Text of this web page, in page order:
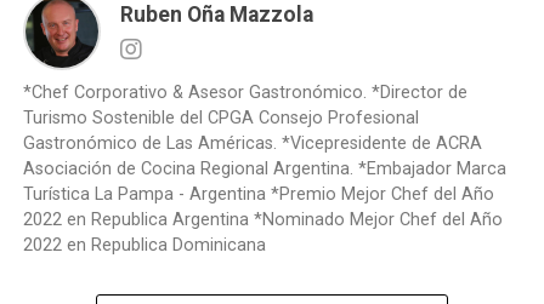
Ruben Oña Mazzola
*Chef Corporativo & Asesor Gastronómico. *Director de
Turismo Sostenible del CPGA Consejo Profesional
Gastronómico de Las Américas. *Vicepresidente de ACRA
Asociación de Cocina Regional Argentina. *Embajador Marca
Turística La Pampa - Argentina *Premio Mejor Chef del Año
2022 en Republica Argentina *Nominado Mejor Chef del Año
2022 en Republica Dominicana